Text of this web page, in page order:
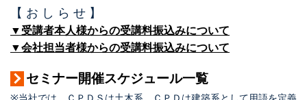
【 お し ら せ 】
▼受講者本人様からの受講料振込みについて
▼会社担当者様からの受講料振込みについて
セミナー開催スケジュール一覧